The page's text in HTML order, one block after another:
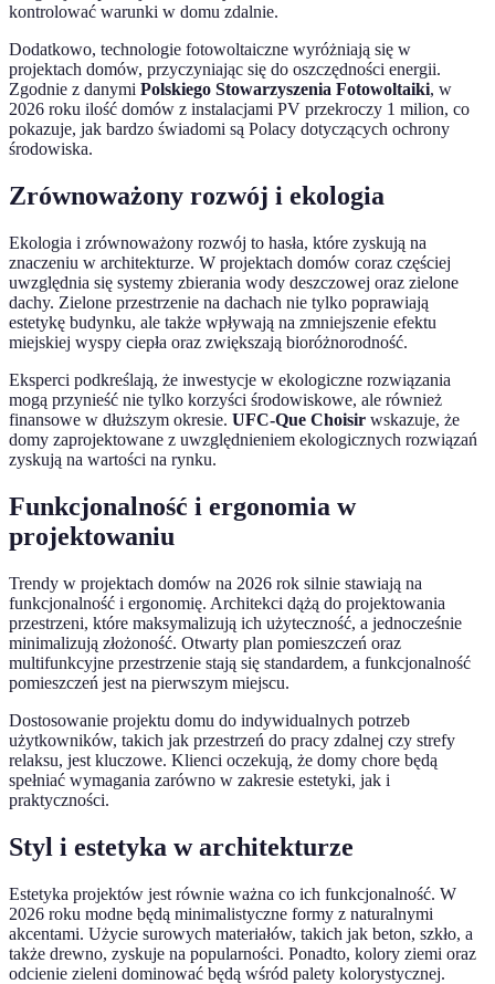
kontrolować warunki w domu zdalnie.
Dodatkowo, technologie fotowoltaiczne wyróżniają się w
projektach domów, przyczyniając się do oszczędności energii.
Zgodnie z danymi Polskiego Stowarzyszenia Fotowoltaiki, w
2026 roku ilość domów z instalacjami PV przekroczy 1 milion, co
pokazuje, jak bardzo świadomi są Polacy dotyczących ochrony
środowiska.
Zrównoważony rozwój i ekologia
Ekologia i zrównoważony rozwój to hasła, które zyskują na
znaczeniu w architekturze. W projektach domów coraz częściej
uwzględnia się systemy zbierania wody deszczowej oraz zielone
dachy. Zielone przestrzenie na dachach nie tylko poprawiają
estetykę budynku, ale także wpływają na zmniejszenie efektu
miejskiej wyspy ciepła oraz zwiększają bioróżnorodność.
Eksperci podkreślają, że inwestycje w ekologiczne rozwiązania
mogą przynieść nie tylko korzyści środowiskowe, ale również
finansowe w dłuższym okresie. UFC-Que Choisir wskazuje, że
domy zaprojektowane z uwzględnieniem ekologicznych rozwiązań
zyskują na wartości na rynku.
Funkcjonalność i ergonomia w
projektowaniu
Trendy w projektach domów na 2026 rok silnie stawiają na
funkcjonalność i ergonomię. Architekci dążą do projektowania
przestrzeni, które maksymalizują ich użyteczność, a jednocześnie
minimalizują złożoność. Otwarty plan pomieszczeń oraz
multifunkcyjne przestrzenie stają się standardem, a funkcjonalność
pomieszczeń jest na pierwszym miejscu.
Dostosowanie projektu domu do indywidualnych potrzeb
użytkowników, takich jak przestrzeń do pracy zdalnej czy strefy
relaksu, jest kluczowe. Klienci oczekują, że domy chore będą
spełniać wymagania zarówno w zakresie estetyki, jak i
praktyczności.
Styl i estetyka w architekturze
Estetyka projektów jest równie ważna co ich funkcjonalność. W
2026 roku modne będą minimalistyczne formy z naturalnymi
akcentami. Użycie surowych materiałów, takich jak beton, szkło, a
także drewno, zyskuje na popularności. Ponadto, kolory ziemi oraz
odcienie zieleni dominować będą wśród palety kolorystycznej.